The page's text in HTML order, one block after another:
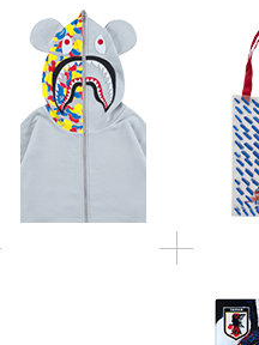
サッカー日本代表 オ
フィシャルライセンス
商品 BE@RBRICK サッ
カー日本代表 Ver. ジャ
ガードマフラータオル
サッ
フィシ
商品
カー日
リルキ
リ